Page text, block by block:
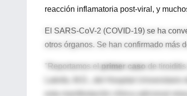
reacción inflamatoria post-viral, y
El SARS-CoV-2 (COVID-19) se ha
otros órganos. Se han confirmado más
"Reportamos el primer caso de